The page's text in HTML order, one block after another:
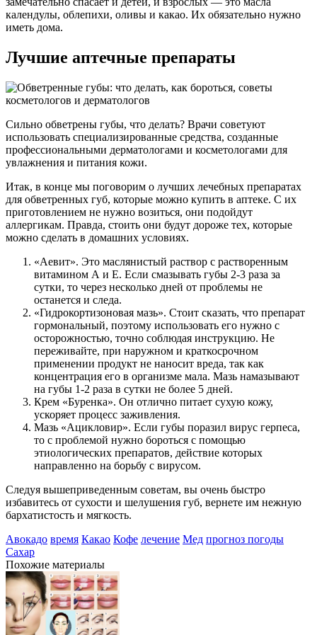
календулы, облепихи, оливы и какао. Их обязательно нужно
иметь дома.
Лучшие аптечные препараты
Сильно обветрены губы, что делать? Врачи советуют
использовать специализированные средства, созданные
профессиональными дерматологами и косметологами для
увлажнения и питания кожи.
Итак, в конце мы поговорим о лучших лечебных препаратах
для обветренных губ, которые можно купить в аптеке. С их
приготовлением не нужно возиться, они подойдут
аллергикам. Правда, стоить они будут дороже тех, которые
можно сделать в домашних условиях.
«Аевит». Это маслянистый раствор с растворенным
витамином А и Е. Если смазывать губы 2-3 раза за
сутки, то через несколько дней от проблемы не
останется и следа.
«Гидрокортизоновая мазь». Стоит сказать, что препарат
гормональный, поэтому использовать его нужно с
осторожностью, точно соблюдая инструкцию. Не
переживайте, при наружном и краткосрочном
применении продукт не наносит вреда, так как
концентрация его в организме мала. Мазь намазывают
на губы 1-2 раза в сутки не более 5 дней.
Крем «Буренка». Он отлично питает сухую кожу,
ускоряет процесс заживления.
Мазь «Ацикловир». Если губы поразил вирус герпеса,
то с проблемой нужно бороться с помощью
этиологических препаратов, действие которых
направленно на борьбу с вирусом.
Следуя вышеприведенным советам, вы очень быстро
избавитесь от сухости и шелушения губ, вернете им нежную
бархатистость и мягкость.
Авокадо время Какао Кофе лечение Мед прогноз погоды
Сахар
Похожие материалы